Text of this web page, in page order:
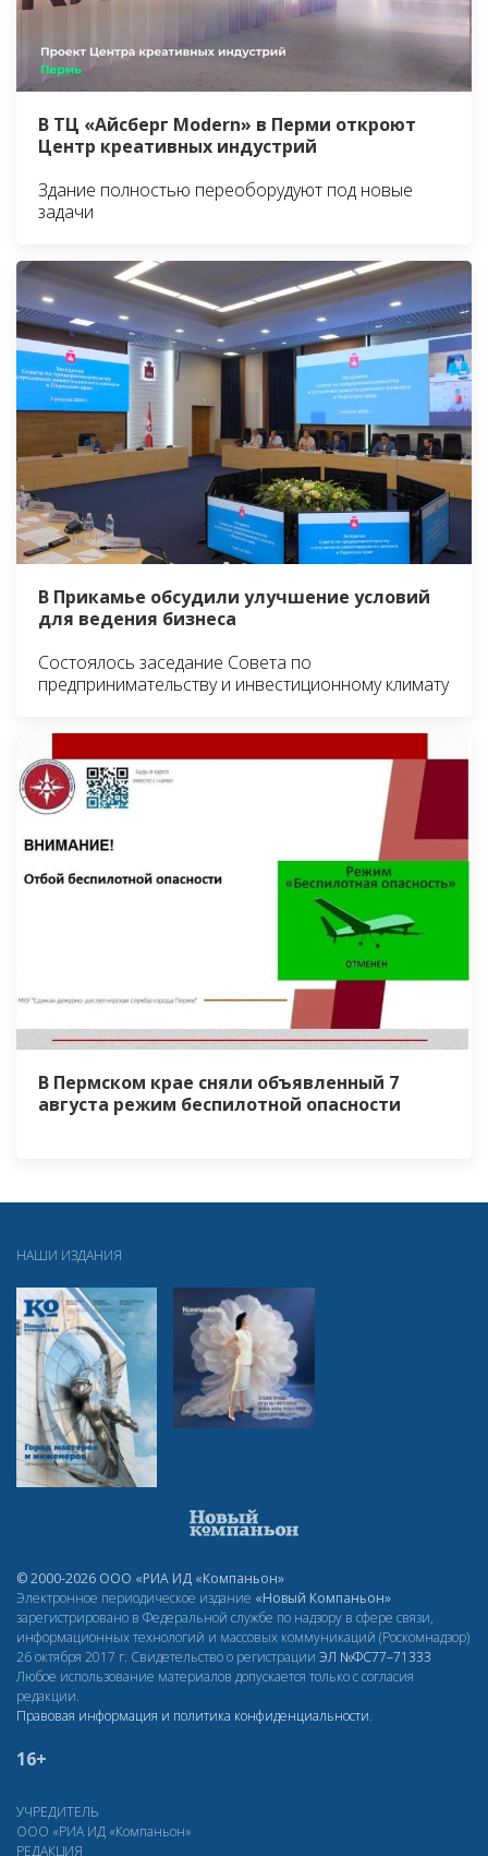
В ТЦ «Айсберг Modern» в Перми откроют
Центр креативных индустрий
Здание полностью переоборудуют под новые
задачи
В Прикамье обсудили улучшение условий
для ведения бизнеса
Состоялось заседание Совета по
предпринимательству и инвестиционному климату
В Пермском крае сняли объявленный 7
августа режим беспилотной опасности
НАШИ ИЗДАНИЯ
© 2000-2026 ООО «РИА ИД «Компаньон»
Электронное периодическое издание «Новый Компаньон»
зарегистрировано в Федеральной службе по надзору в сфере связи,
информационных технологий и массовых коммуникаций (Роскомнадзор)
26 октября 2017 г. Свидетельство о регистрации ЭЛ №ФС77–71333
Любое использование материалов допускается только с согласия
редакции.
Правовая информация и политика конфиденциальности.
16+
УЧРЕДИТЕЛЬ
ООО «РИА ИД «Компаньон»
РЕДАКЦИЯ